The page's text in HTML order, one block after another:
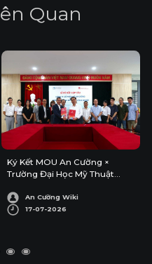
ên Quan
Ký Kết MOU An Cường ×
Trường Đại Học Mỹ Thuật
An Cường Wiki
17-07-2026